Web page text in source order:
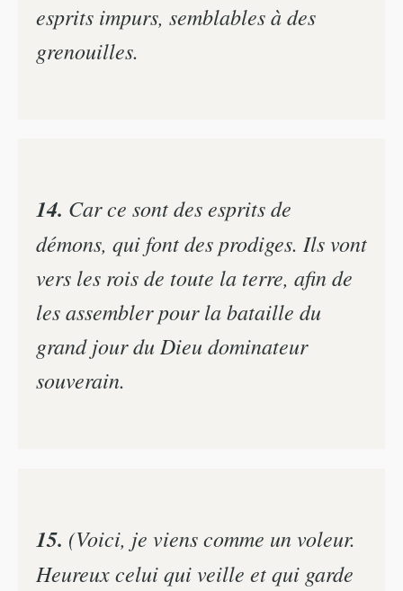
esprits impurs, semblables à des
grenouilles.
14. Car ce sont des esprits de
démons, qui font des prodiges. Ils vont
vers les rois de toute la terre, afin de
les assembler pour la bataille du
grand jour du Dieu dominateur
souverain.
15. (Voici, je viens comme un voleur.
Heureux celui qui veille et qui garde